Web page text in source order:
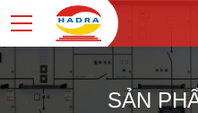
SẢN